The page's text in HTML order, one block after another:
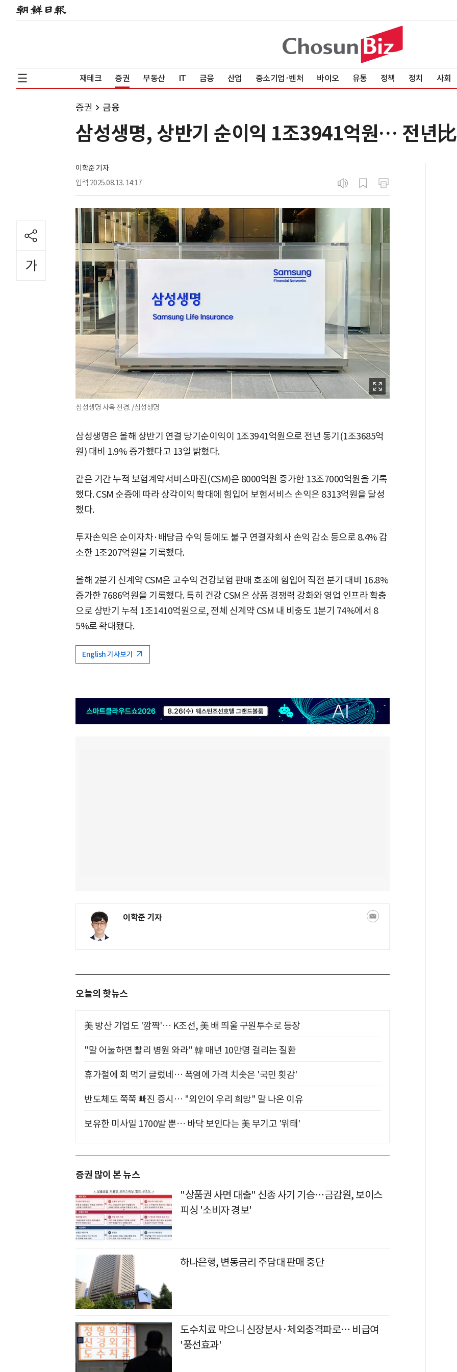
재테크 증권 부동산 IT 금융 산업 중소기업·벤처 바이오 유통 정책 정치 사회
증권 금융
삼성생명, 상반기 순이익 1조3941억원… 전년
이학준 기자
입력 2025.08.13. 14:17
삼성생명 사옥 전경. /삼성생명
삼성생명은 올해 상반기 연결 당기순이익이 1조3941억원으로 전년 동기(1조3685억
원) 대비 1.9% 증가했다고 13일 밝혔다.
같은 기간 누적 보험계약서비스마진(CSM)은 8000억원 증가한 13조7000억원을 기록
했다. CSM 순증에 따라 상각이익 확대에 힘입어 보험서비스 손익은 8313억원을 달성
했다.
투자손익은 순이자차·배당금 수익 등에도 불구 연결자회사 손익 감소 등으로 8.4% 감
소한 1조207억원을 기록했다.
올해 2분기 신계약 CSM은 고수익 건강보험 판매 호조에 힘입어 직전 분기 대비 16.8%
증가한 7686억원을 기록했다. 특히 건강 CSM은 상품 경쟁력 강화와 영업 인프라 확충
으로 상반기 누적 1조1410억원으로, 전체 신계약 CSM 내 비중도 1분기 74%에서 8
5%로 확대됐다.
English 기사보기
이학준 기자
오늘의 핫뉴스
美 방산 기업도 '깜짝'… K조선, 美 배 띄울 구원투수로 등장
"말 어눌하면 빨리 병원 와라" 韓 매년 10만명 걸리는 질환
휴가철에 회 먹기 글렀네… 폭염에 가격 치솟은 '국민 횟감'
반도체도 쭉쭉 빠진 증시… "외인이 우리 희망" 말 나온 이유
보유한 미사일 1700발 뿐… 바닥 보인다는 美 무기고 '위태'
증권 많이 본 뉴스
"상품권 사면 대출" 신종 사기 기승…금감원, 보이스
피싱 '소비자 경보'
하나은행, 변동금리 주담대 판매 중단
도수치료 막으니 신장분사·체외충격파로… 비급여
'풍선효과'